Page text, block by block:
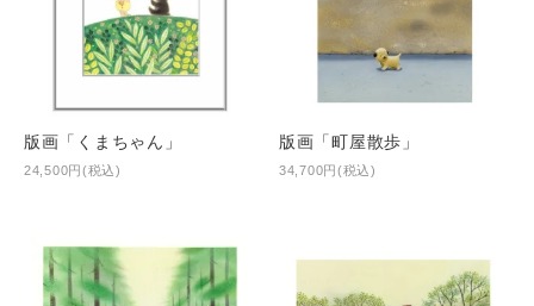
版画「くまちゃん」
24,500円(税込)
版画「町屋散歩」
34,700円(税込)